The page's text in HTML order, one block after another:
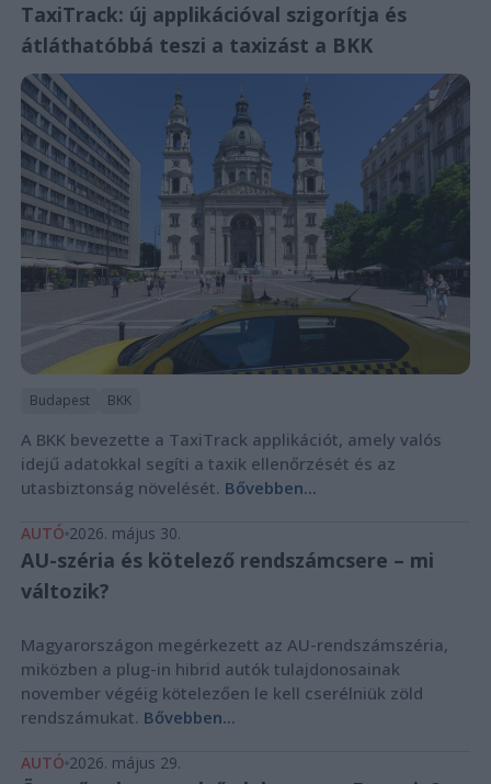
TaxiTrack: új applikációval szigorítja és
átláthatóbbá teszi a taxizást a BKK
Budapest BKK
A BKK bevezette a TaxiTrack applikációt, amely valós
idejű adatokkal segíti a taxik ellenőrzését és az
utasbiztonság növelését. Bővebben...
AUTÓ 2026. május 30.
AU-széria és kötelező rendszámcsere – mi
változik?
Magyarországon megérkezett az AU-rendszámszéria,
miközben a plug-in hibrid autók tulajdonosainak
november végéig kötelezően le kell cserélniük zöld
rendszámukat. Bővebben...
AUTÓ 2026. május 29.